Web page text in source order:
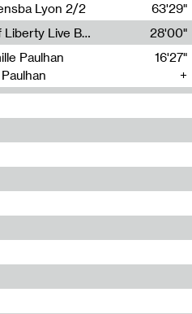
Lyon 2/2
63'29"
Radia Show #1088 : Statue Of Liberty Live By Ed Baxter (Resonance)
28'00"
Paulhan
16'27"